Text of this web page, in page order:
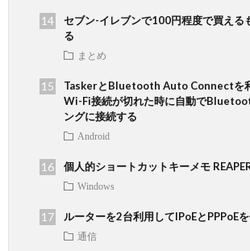
セブン-イレブンで100円程度で買える
る
まとめ
TaskerとBluetooth Auto Connectを
Wi-Fi接続が切れた時に自動で
ングに接続する
Android
個人的ショートカットキーメモ
Windows
ルーターを2台利用してIPoEとPPPoE
通信